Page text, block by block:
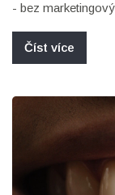
- bez
Číst více